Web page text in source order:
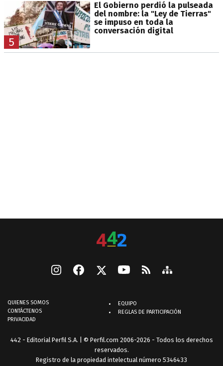
5
El Gobierno perdió la pulseada
del nombre: la "Ley de Tierras"
se impuso en toda la
conversación digital
QUIENES SOMOS
CONTÁCTENOS
PRIVACIDAD
EQUIPO
REGLAS DE PARTICIPACIÓN
442 - Editorial Perfil S.A. | © Perfil.com 2006-2026 - Todos los derechos
reservados.
Registro de la propiedad intelectual número 5346433